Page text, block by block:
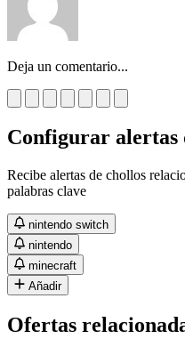
Deja un comentario...
Configurar alertas
Recibe alertas de chollos
palabras clave
nintendo switch
nintendo
minecraft
Añadir
Ofertas